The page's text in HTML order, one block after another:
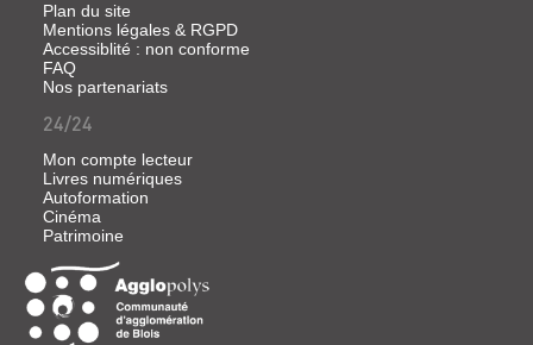
Plan du site
Mentions légales & RGPD
Accessiblité : non conforme
FAQ
Nos partenariats
24/24
Mon compte lecteur
Livres numériques
Autoformation
Cinéma
Patrimoine